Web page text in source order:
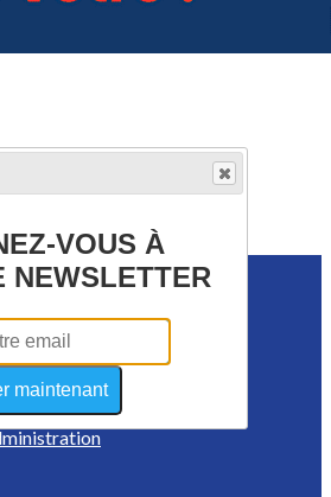
des réseaux sociaux
VOUS À
NEWSLETTER
maintenant